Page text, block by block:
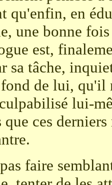
qu'enfin, en
une bonne
est,
sa tâche,
fond de lui,
lui-
que ces
faire